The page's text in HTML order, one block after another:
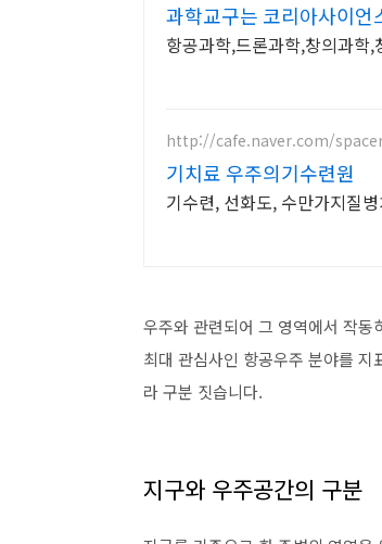
과학교구는 코리아사이언
항공과학,드론과학,창의과학
http://cafe.naver.com/
기치료 우주의기수련원
기수련, 선화도, 수만가지질
우주와 관련되어 그 영역에서 작동
최대 관심사인 항공우주 분야를
라 구분 짓습니다.
지구와 우주공간의 구분